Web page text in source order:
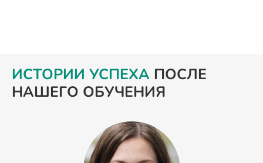
ИСТОРИИ УСПЕХА ПОСЛЕ
НАШЕГО ОБУЧЕНИЯ